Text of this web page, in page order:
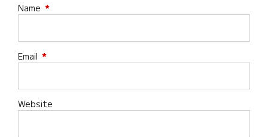
Name *
Email *
Website